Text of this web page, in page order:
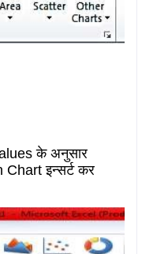
के अनुसार
Chartइन्सर्ट कर